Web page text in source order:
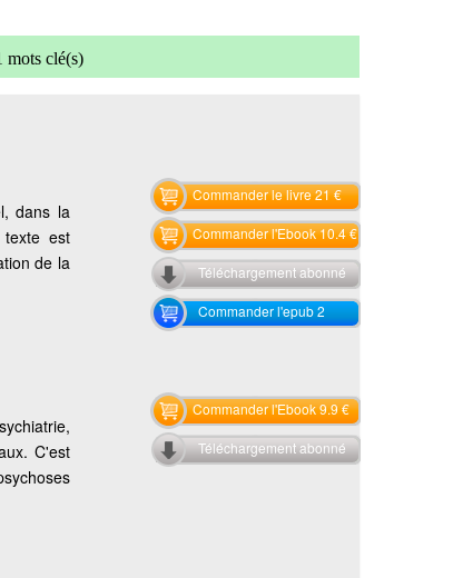
mots clé(s)
dans la
texte est
de la
Commander le livre 21 €
Commander l'Ebook 10.4 €
Téléchargement abonné
Commander l'epub 2
C'est
Commander l'Ebook 9.9 €
Téléchargement abonné